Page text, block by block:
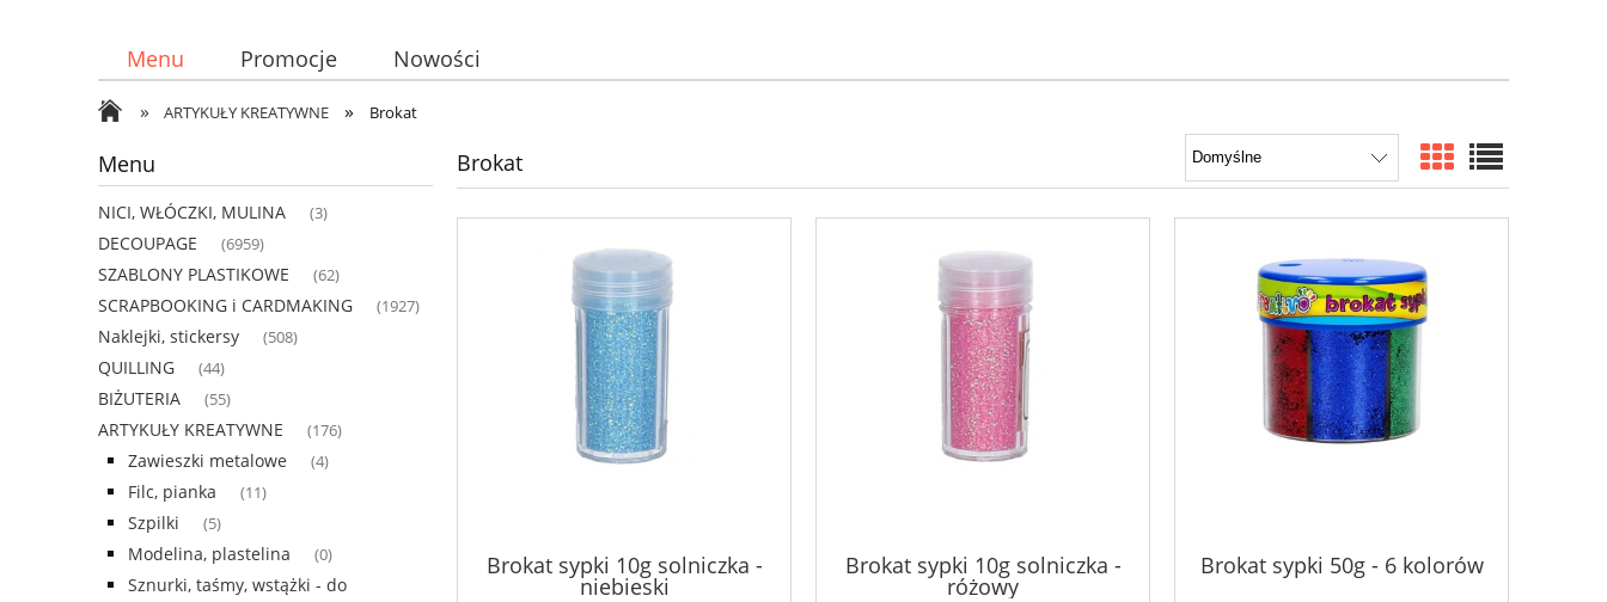
Menu Promocje Nowości
» ARTYKUŁY KREATYWNE » Brokat
Menu
NICI, WŁÓCZKI, MULINA (3)
DECOUPAGE (6959)
SZABLONY PLASTIKOWE (62)
SCRAPBOOKING i CARDMAKING (1927)
Naklejki, stickersy (508)
QUILLING (44)
BIŻUTERIA (55)
ARTYKUŁY KREATYWNE (176)
Zawieszki metalowe (4)
Filc, pianka (11)
Szpilki (5)
Modelina, plastelina (0)
Sznurki, taśmy, wstążki - do
Brokat
Brokat sypki 10g solniczka -
niebieski
Brokat sypki 10g solniczka -
różowy
Brokat sypki 50g - 6 kolorów